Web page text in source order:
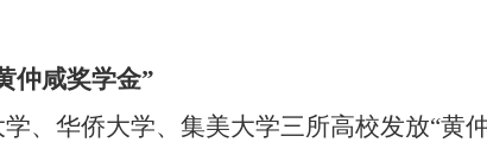
仲咸奖学金”
、华侨大学、集美大学三所高校发放“黄